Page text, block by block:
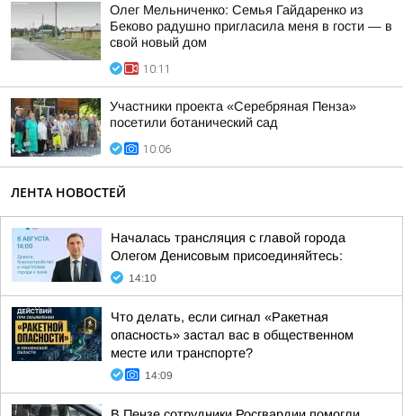
Олег Мельниченко: Семья Гайдаренко из
Беково радушно пригласила меня в гости — в
свой новый дом
10:11
Участники проекта «Серебряная Пенза»
посетили ботанический сад
10:06
ЛЕНТА НОВОСТЕЙ
Началась трансляция с главой города
Олегом Денисовым присоединяйтесь:
14:10
Что делать, если сигнал «Ракетная
опасность» застал вас в общественном
месте или транспорте?
14:09